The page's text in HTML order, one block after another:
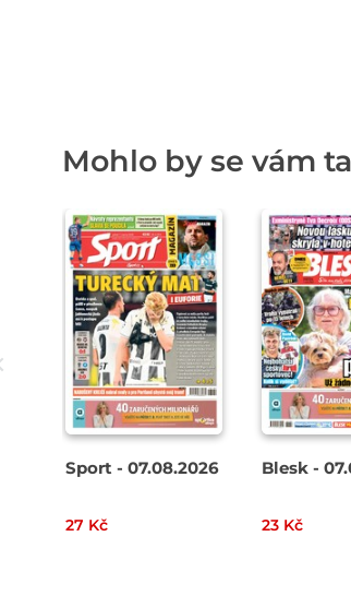
Mohlo by se vám
Sport - 07.08.2026
27 Kč
Blesk -
23 Kč